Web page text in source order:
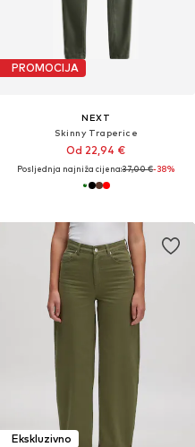
PROMOCIJA
NEXT
Skinny Traperice
Od 22,94 €
Posljednja najniža cijena:37,00 €-38%
Ekskluzivno